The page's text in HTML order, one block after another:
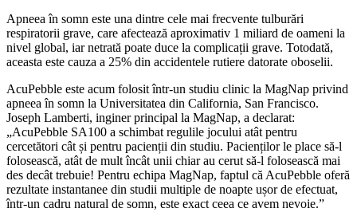
Apneea în somn este una dintre cele mai frecvente tulburări
respiratorii grave, care afectează aproximativ 1 miliard de oameni la
nivel global, iar netrată poate duce la complicații grave. Totodată,
aceasta este cauza a 25% din accidentele rutiere datorate oboselii.
AcuPebble este acum folosit într-un studiu clinic la MagNap privind
apneea în somn la Universitatea din California, San Francisco.
Joseph Lamberti, inginer principal la MagNap, a declarat:
„AcuPebble SA100 a schimbat regulile jocului atât pentru
cercetători cât și pentru pacienții din studiu. Pacienților le place să-l
folosească, atât de mult încât unii chiar au cerut să-l folosească mai
des decât trebuie! Pentru echipa MagNap, faptul că AcuPebble oferă
rezultate instantanee din studii multiple de noapte ușor de efectuat,
într-un cadru natural de somn, este exact ceea ce avem nevoie.”